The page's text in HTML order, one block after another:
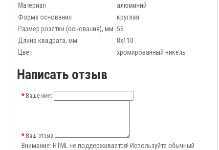
Материал
алюминий
Форма основания
круглая
Размер розетки (основания), мм. 55
Длина квадрата, мм.
8x110
Цвет
хромированный никель
Написать отзыв
Ваше имя:
Ваш отзыв
Внимание: HTML не поддерживается! Используйте обычный